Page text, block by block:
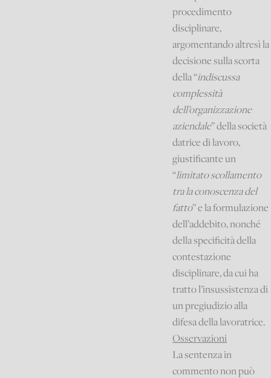
procedimento
disciplinare,
argomentando altresì la
decisione sulla scorta
della “indiscussa
complessità
dell’organizzazione
aziendale” della società
datrice di lavoro,
giustificante un
“limitato scollamento
tra la conoscenza del
fatto” e la formulazione
dell’addebito, nonché
della specificità della
contestazione
disciplinare, da cui ha
tratto l’insussistenza di
un pregiudizio alla
difesa della lavoratrice.
Osservazioni
La sentenza in
commento non può